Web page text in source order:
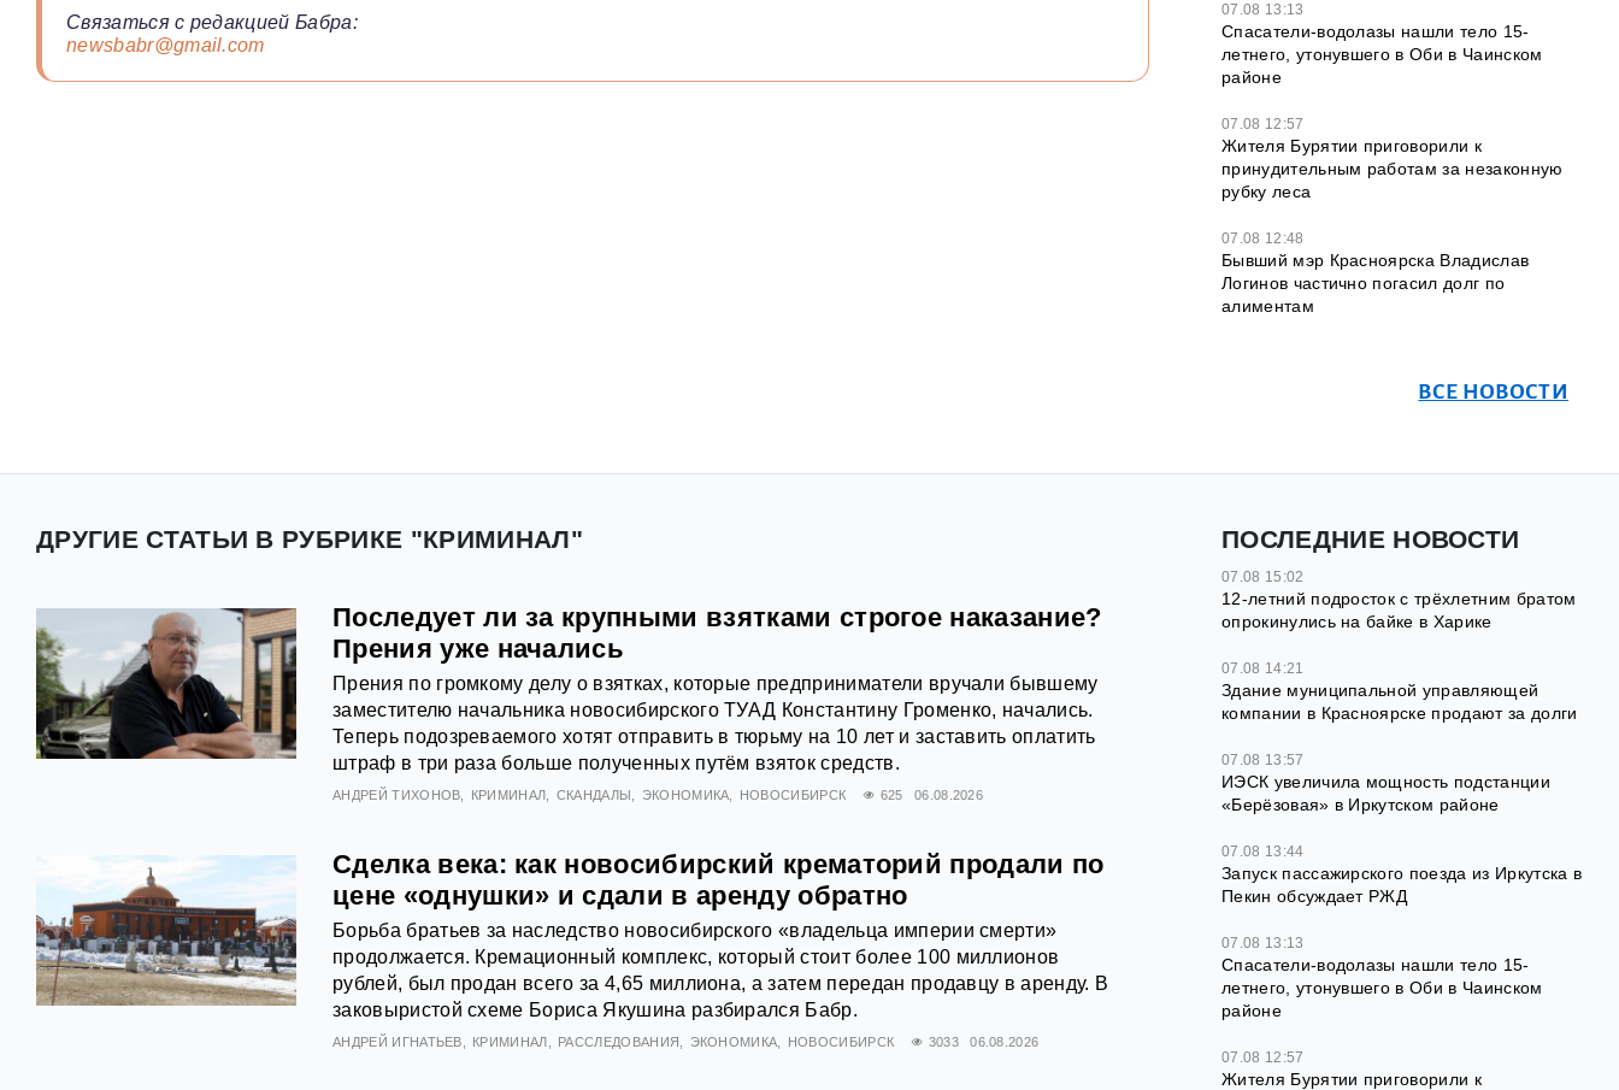
Связаться с редакцией Бабра:
newsbabr@gmail.com
07.08 13:13
Спасатели-водолазы нашли тело 15-
летнего, утонувшего в Оби в Чаинском
районе
07.08 12:57
Жителя Бурятии приговорили к
принудительным работам за незаконную
рубку леса
07.08 12:48
Бывший мэр Красноярска Владислав
Логинов частично погасил долг по
алиментам
ВСЕ НОВОСТИ
ДРУГИЕ СТАТЬИ В РУБРИКЕ "КРИМИНАЛ"
Последует ли за крупными взятками строгое наказание?
Прения уже начались
Прения по громкому делу о взятках, которые предприниматели вручали бывшему
заместителю начальника новосибирского ТУАД Константину Громенко, начались.
Теперь подозреваемого хотят отправить в тюрьму на 10 лет и заставить оплатить
штраф в три раза больше полученных путём взяток средств.
АНДРЕЙ ТИХОНОВ КРИМИНАЛ СКАНДАЛЫ ЭКОНОМИКА НОВОСИБИРСК 625 06.08.2026
Сделка века: как новосибирский крематорий продали по
цене «однушки» и сдали в аренду обратно
Борьба братьев за наследство новосибирского «владельца империи смерти»
продолжается. Кремационный комплекс, который стоит более 100 миллионов
рублей, был продан всего за 4,65 миллиона, а затем передан продавцу в аренду. В
заковыристой схеме Бориса Якушина разбирался Бабр.
АНДРЕЙ ИГНАТЬЕВ КРИМИНАЛ РАССЛЕДОВАНИЯ ЭКОНОМИКА НОВОСИБИРСК 3033 06.08.2026
ПОСЛЕДНИЕ НОВОСТИ
07.08 15:02
12‑летний подросток с трёхлетним братом
опрокинулись на байке в Харике
07.08 14:21
Здание муниципальной управляющей
компании в Красноярске продают за долги
07.08 13:57
ИЭСК увеличила мощность подстанции
«Берёзовая» в Иркутском районе
07.08 13:44
Запуск пассажирского поезда из Иркутска в
Пекин обсуждает РЖД
07.08 13:13
Спасатели-водолазы нашли тело 15-
летнего, утонувшего в Оби в Чаинском
районе
07.08 12:57
Жителя Бурятии приговорили к